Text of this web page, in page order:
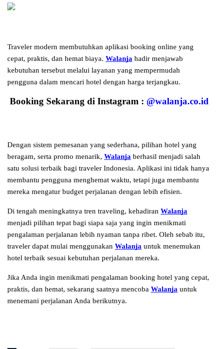
Traveler modern membutuhkan aplikasi booking online yang
cepat, praktis, dan hemat biaya. Walanja hadir menjawab
kebutuhan tersebut melalui layanan yang mempermudah
pengguna dalam mencari hotel dengan harga terjangkau.
Booking Sekarang di Instagram : @walanja.co.id
Dengan sistem pemesanan yang sederhana, pilihan hotel yang
beragam, serta promo menarik, Walanja berhasil menjadi salah
satu solusi terbaik bagi traveler Indonesia. Aplikasi ini tidak hanya
membantu pengguna menghemat waktu, tetapi juga membantu
mereka mengatur budget perjalanan dengan lebih efisien.
Di tengah meningkatnya tren traveling, kehadiran Walanja
menjadi pilihan tepat bagi siapa saja yang ingin menikmati
pengalaman perjalanan lebih nyaman tanpa ribet. Oleh sebab itu,
traveler dapat mulai menggunakan Walanja untuk menemukan
hotel terbaik sesuai kebutuhan perjalanan mereka.
Jika Anda ingin menikmati pengalaman booking hotel yang cepat,
praktis, dan hemat, sekarang saatnya mencoba Walanja untuk
menemani perjalanan Anda berikutnya.